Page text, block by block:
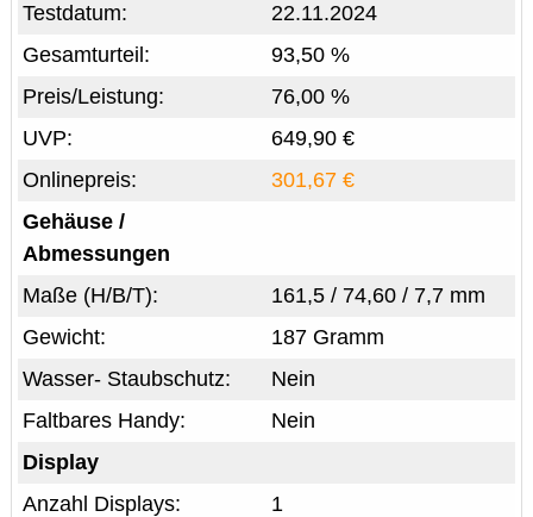
22.11.2024
Testdatum:
93,50 %
Gesamturteil:
76,00 %
Preis/Leistung:
649,90 €
UVP:
301,67 €
Onlinepreis:
Gehäuse /
Abmessungen
161,5 / 74,60 / 7,7 mm
Maße (H/B/T):
187 Gramm
Gewicht:
Nein
Wasser- Staubschutz:
Nein
Faltbares Handy:
Display
1
Anzahl Displays: